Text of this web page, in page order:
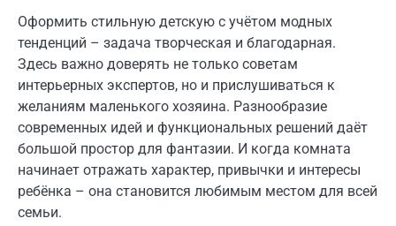
Оформить стильную детскую с учётом модных
тенденций – задача творческая и благодарная.
Здесь важно доверять не только советам
интерьерных экспертов, но и прислушиваться к
желаниям маленького хозяина. Разнообразие
современных идей и функциональных решений даёт
большой простор для фантазии. И когда комната
начинает отражать характер, привычки и интересы
ребёнка – она становится любимым местом для всей
семьи.